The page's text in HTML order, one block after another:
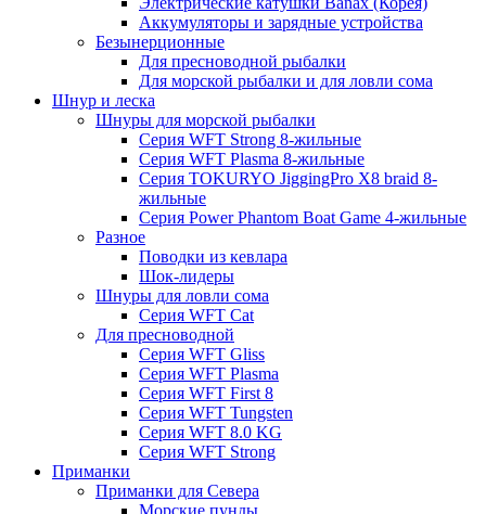
Аккумуляторы и зарядные устройства
Безынерционные
Для пресноводной рыбалки
Для морской рыбалки и для ловли сома
Шнур и леска
Шнуры для морской рыбалки
Серия WFT Strong 8-жильные
Серия WFT Plasma 8-жильные
Серия TOKURYO JiggingPro X8 braid 8-
жильные
Серия Power Phantom Boat Game 4-жильные
Разное
Поводки из кевлара
Шок-лидеры
Шнуры для ловли сома
Серия WFT Cat
Для пресноводной
Серия WFT Gliss
Серия WFT Plasma
Серия WFT First 8
Серия WFT Tungsten
Серия WFT 8.0 KG
Серия WFT Strong
Приманки
Приманки для Севера
Морские пунды